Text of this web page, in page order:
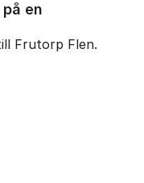
en
Frutorp Flen.